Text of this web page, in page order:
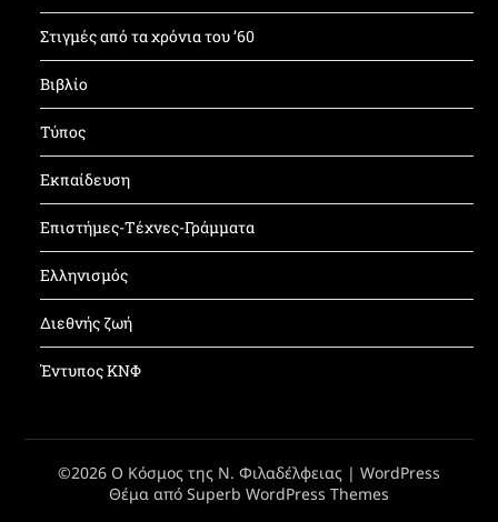
Στιγμές από τα χρόνια του ’60
Βιβλίο
Τύπος
Εκπαίδευση
Επιστήμες-Τέχνες-Γράμματα
Ελληνισμός
Διεθνής ζωή
Έντυπος ΚΝΦ
©2026 Ο Κόσμος της Ν. Φιλαδέλφειας | WordPress
Θέμα από Superb WordPress Themes